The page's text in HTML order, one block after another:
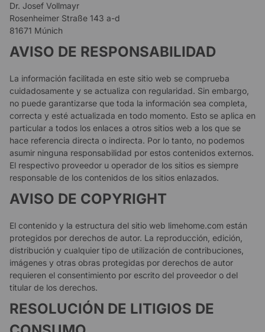
Dr. Josef Vollmayr
Rosenheimer Straße 143 a-d
81671 Múnich
AVISO DE RESPONSABILIDAD
La información facilitada en este sitio web se comprueba
cuidadosamente y se actualiza con regularidad. Sin embargo,
no puede garantizarse que toda la información sea completa,
correcta y esté actualizada en todo momento. Esto se aplica en
particular a todos los enlaces a otros sitios web a los que se
hace referencia directa o indirecta. Por lo tanto, no podemos
asumir ninguna responsabilidad por estos contenidos externos.
El respectivo proveedor u operador de los sitios es siempre
responsable de los contenidos de los sitios enlazados.
AVISO DE COPYRIGHT
El contenido y la estructura del sitio web limehome.com están
protegidos por derechos de autor. La reproducción, edición,
distribución y cualquier tipo de utilización de contribuciones,
imágenes y otras obras protegidas por derechos de autor
requieren el consentimiento por escrito del proveedor o del
titular de los derechos.
RESOLUCIÓN DE LITIGIOS DE